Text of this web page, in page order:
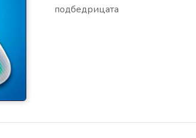
подбедрицата